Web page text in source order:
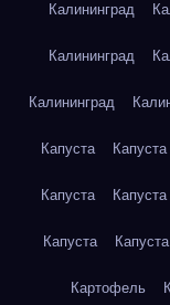
Калининград
Калининград
Калининград
Капуста Капуста
Капуста Капуста
Капуста Капуста
Картофель